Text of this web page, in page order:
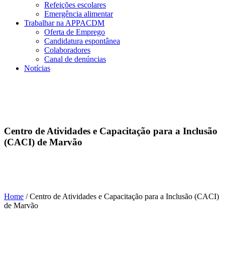
Refeições escolares
Emergência alimentar
Trabalhar na APPACDM
Oferta de Emprego
Candidatura espontânea
Colaboradores
Canal de denúncias
Notícias
Centro de Atividades e Capacitação para a Inclusão
(CACI) de Marvão
Home /Centro de Atividades e Capacitação para a Inclusão (CACI)
de Marvão